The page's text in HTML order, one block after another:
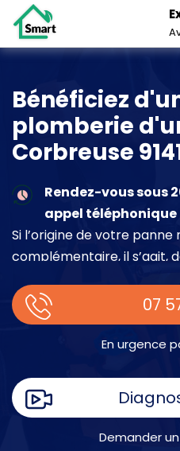
Bénéficiez
plomberie
Corbreuse
Rendez-vous sous
appel téléphonique
Si l’origine de votre
complémentaire, il s’agit,
place.
07
En urgence
Demander